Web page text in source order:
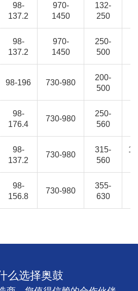
98-
137.2
970-
1450
132-
250
98-
137.2
970-
1450
250-
500
98-196 730-980
200-
500
98-
176.4
730-980
250-
560
98-
137.2
730-980
315-
560
98-
156.8
730-980
355-
630
么选择奥鼓